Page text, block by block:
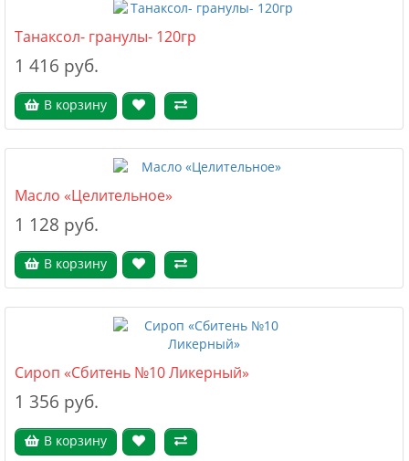
Танаксол- гранулы- 120гр
1 416 руб.
В корзину
Масло «Целительное»
1 128 руб.
В корзину
Сироп «Сбитень №10 Ликерный»
1 356 руб.
В корзину